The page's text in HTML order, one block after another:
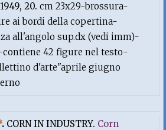
20.cm 23x29-brossura-
ai bordi della copertina-
all'angolo sup.dx (vedi imm)-
42 figure nel testo-
d'arte"aprile giugno
. CORN IN INDUSTRY. Corn